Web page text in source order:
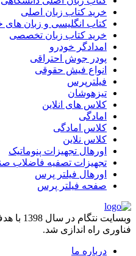
خرید کتاب زبان اصلی
کتاب انگلیسی و زبان های
خرید کتاب زبان تخصصی
امدادگر خودرو
پودر جوش احتراقی
انواع فیش حقوقی
فیلترپرس
تیزهوشان
کلاس های انلاین
امادگی
کلاس امادگی
کلاس نلاین
اورهال تجهیزات پنوماتیک
تجهیزات تصفیه فاضلاب
اورهال فیلتر پرس
صفحه فیلتر پرس
وبسایت
فناوری راه اندازی شد.
درباره ما